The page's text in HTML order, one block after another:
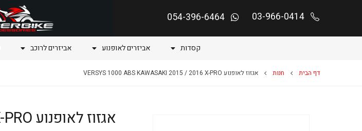
03-966-0414
054-396-6464
קסדות אביזרים לאופנוע אביזרים לרוכב
דף הבית חנות אגזוז לאופנוע VERSYS 1000 ABS KAWASAKI 2015 / 2016 X-PRO
אגזוז לאופנוע VERSYS 1000 ABS Kawasaki 2015 / 2016 X-PRO